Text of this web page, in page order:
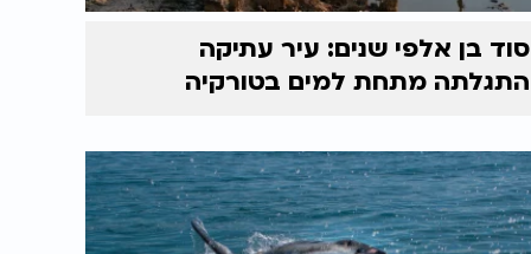
סוד בן אלפי שנים: עיר עתיקה
התגלתה מתחת למים בטורקיה